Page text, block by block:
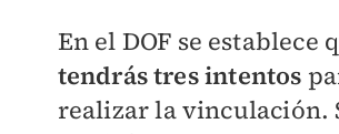
En el DOF se establece
tendrás tres intentos
realizar la vinculación.